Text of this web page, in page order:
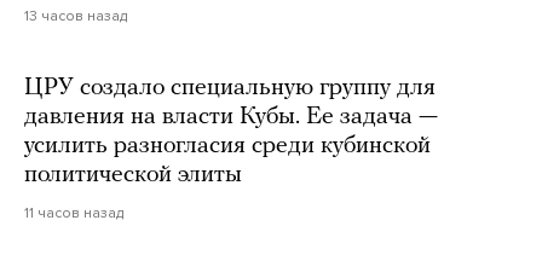
13 часов назад
ЦРУ создало специальную группу для
давления на власти Кубы. Ее задача —
усилить разногласия среди кубинской
политической элиты
11 часов назад